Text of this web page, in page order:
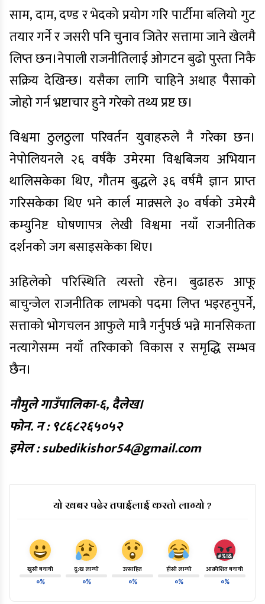
साम, दाम, दण्ड र भेदको प्रयोग गरि पार्टीमा बलियो गुट
तयार गर्ने र जसरी पनि चुनाव जितेर सत्तामा जाने खेलमै
लिप्त छन।नेपाली राजनीतिलाई ओगटन बुढो पुस्ता निकै
सक्रिय देखिन्छ। यसैका लागि चाहिने अथाह पैसाको
जोहो गर्न भ्रष्टाचार हुने गरेको तथ्य प्रष्ट छ।
विश्वमा ठुलठुला परिवर्तन युवाहरुले नै गरेका छन।
नेपोलियनले २६ वर्षकै उमेरमा विश्वबिजय अभियान
थालिसकेका थिए, गौतम बुद्धले ३६ वर्षमै ज्ञान प्राप्त
गरिसकेका थिए भने कार्ल माक्र्सले ३० वर्षको उमेरमै
कम्युनिष्ट घोषणापत्र लेखी विश्वमा नयाँ राजनीतिक
दर्शनको जग बसाइसकेका थिए।
अहिलेको परिस्थिति त्यस्तो रहेन। बुढाहरु आफू
बाचुन्जेल राजनीतिक लाभको पदमा लिप्त भइरहनुपर्ने,
सत्ताको भोगचलन आफुले मात्रै गर्नुपर्छ भन्ने मानसिकता
नत्यागेसम्म नयाँ तरिकाको विकास र समृद्धि सम्भव
छैन।
नौमुले गाउँपालिका-६, दैलेख।
फोन. न : ९८६८२६५०५२
इमेल :subedikishor54@gmail.com
यो खबर पढेर तपाईलाई कस्तो लाग्यो ?
खुसी बनायो
०%
दु:ख लाग्यो
०%
उत्साहित
०%
हाँसो लाग्यो
०%
आक्रोशित बनायो
०%